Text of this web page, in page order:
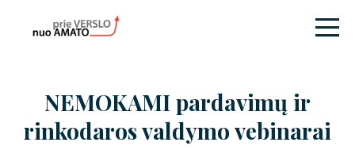
NEMOKAMI pardavimų ir
rinkodaros valdymo vebinarai